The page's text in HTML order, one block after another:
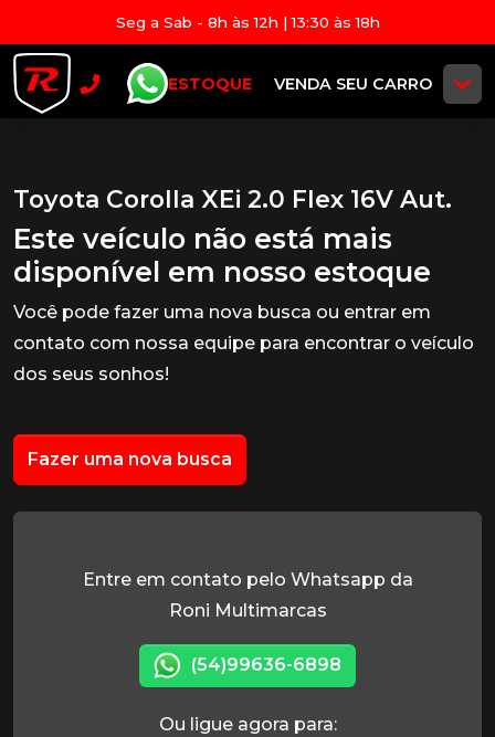
Seg a Sab - 8h às 12h | 13:30 às 18h
ESTOQUE VENDA SEU CARRO
Toyota Corolla XEi 2.0 Flex 16V Aut.
Este veículo não está mais
disponível em nosso estoque
Você pode fazer uma nova busca ou entrar em
contato com nossa equipe para encontrar o veículo
dos seus sonhos!
Fazer uma nova busca
Entre em contato pelo Whatsapp da
Roni Multimarcas
(54)99636-6898
Ou ligue agora para: